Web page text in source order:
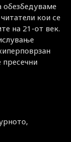
обезбедуваме
кои се
на 21-от век.